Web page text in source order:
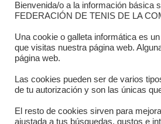
Copyright © 2025 FTCV
Bienvenida/o a la información básica
FEDERACIÓN DE TENIS DE LA
Una cookie o galleta informática es
que visitas nuestra página web.
página web.
Las cookies pueden ser de varios
de tu autorización y son las únicas
El resto de cookies sirven para
ajustada a tus búsquedas, gustos e